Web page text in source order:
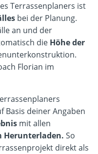
Terrassenplaners ist
bei der Planung.
an und der
die Höhe der
Florian im
Basis deiner Angaben
mit allen
Herunterladen. So
direkt als